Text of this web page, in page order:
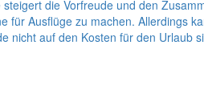
die Vorfreude und den
Ausflüge zu machen. Allerdings
nicht auf den Kosten für den Urlaub